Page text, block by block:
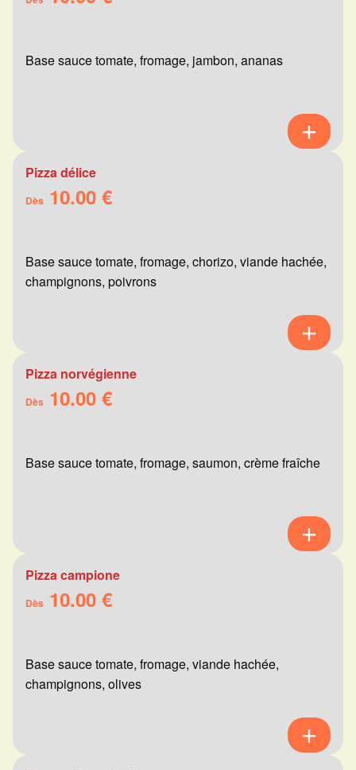
Base sauce tomate, fromage, jambon, ananas
Pizza délice
Dès 10.00 €
Base sauce tomate, fromage, chorizo, viande hachée,
champignons, poivrons
Pizza norvégienne
Dès 10.00 €
Base sauce tomate, fromage, saumon, crème fraîche
Pizza campione
Dès 10.00 €
Base sauce tomate, fromage, viande hachée,
champignons, olives